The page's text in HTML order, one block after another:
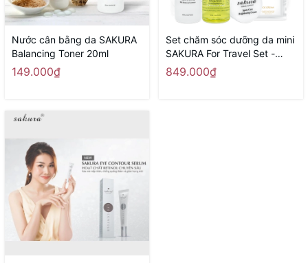
Nước cân bằng da SAKURA
Balancing Toner 20ml
149.000₫
Set chăm sóc dưỡng da mini
SAKURA For Travel Set -
Hàng Nhật nội địa
849.000₫